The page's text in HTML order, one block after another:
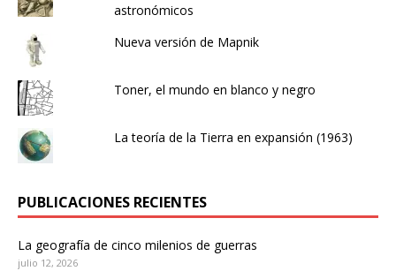
astronómicos
Nueva versión de Mapnik
Toner, el mundo en blanco y negro
La teoría de la Tierra en expansión (1963)
PUBLICACIONES RECIENTES
La geografía de cinco milenios de guerras
julio 12, 2026